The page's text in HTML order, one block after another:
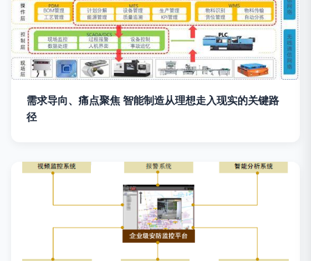
需求导向、痛点聚焦 智能制造从理想走入现实的关键路
径